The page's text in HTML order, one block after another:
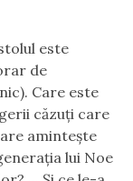
este
de
Care este
căzuți care
amintește
lui Noe